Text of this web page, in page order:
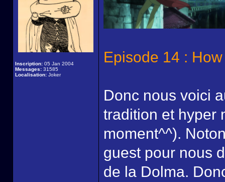
Inscription: 05 Jan 2004
Messages: 31585
Localisation: Joker
Episode 14 :
Donc nous voici
tradition et hyper
moment^^).
guest pour nous
de la Dolma.